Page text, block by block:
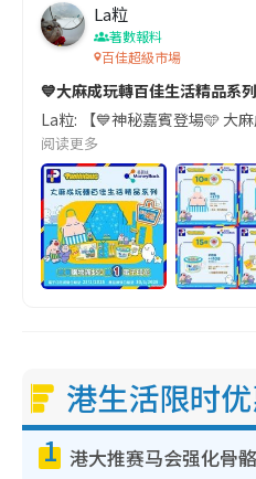
La粒
著數報料
百佳超級市場
💙大麻成玩轉百佳生活精品系
La粒: 【💙神秘嘉賓登場🩵 大
阅读更多
港生活限时
1